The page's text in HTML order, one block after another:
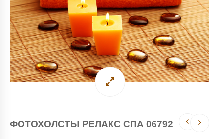
ФОТОХОЛСТЫ РЕЛАКС СПА 06792